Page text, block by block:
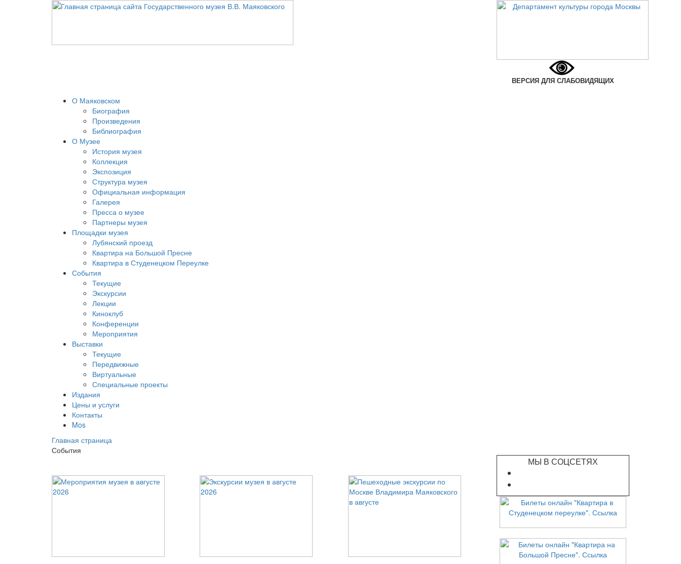
ВЕРСИЯ ДЛЯ СЛАБОВИДЯЩИХ
О Маяковском
Биография
Произведения
Библиография
О Музее
История музея
Коллекция
Экспозиция
Структура музея
Официальная информация
Галерея
Пресса о музее
Партнеры музея
Площадки музея
Лубянский проезд
Квартира на Большой Пресне
Квартира в Студенецком Переулке
События
Текущие
Экскурсии
Лекции
Киноклуб
Конференции
Мероприятия
Выставки
Текущие
Передвижные
Виртуальные
Специальные проекты
Издания
Цены и услуги
Контакты
Mos
Главная страница
События
МЫ В СОЦСЕТЯХ